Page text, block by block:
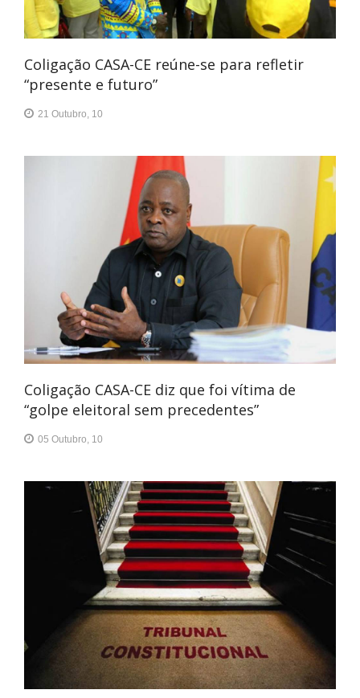
Coligação CASA-CE reúne-se para refletir
“presente e futuro”
21 Outubro, 10
Coligação CASA-CE diz que foi vítima de
“golpe eleitoral sem precedentes”
05 Outubro, 10